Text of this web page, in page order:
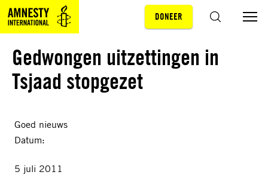
Sla navigatie over
DONEER
Goed nieuws
Datum:
5 juli 2011
Gedwongen uitzettingen in
Tsjaad stopgezet